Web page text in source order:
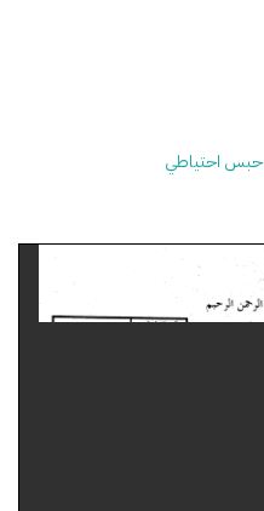
حبس احتياطي